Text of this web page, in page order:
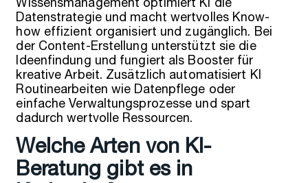
Wissensmanagement optimiert KI die
Datenstrategie und macht wertvolles Know-
how effizient organisiert und zugänglich. Bei
der Content-Erstellung unterstützt sie die
Ideenfindung und fungiert als Booster für
kreative Arbeit. Zusätzlich automatisiert KI
Routinearbeiten wie Datenpflege oder
einfache Verwaltungsprozesse und spart
dadurch wertvolle Ressourcen.
Welche Arten von KI-
Beratung gibt es in